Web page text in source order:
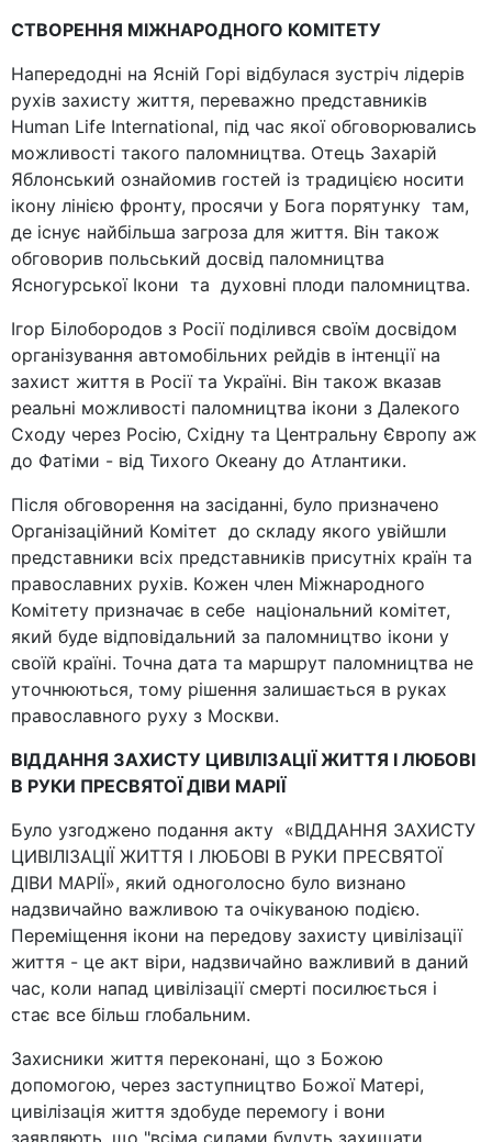
СТВОРЕННЯ МІЖНАРОДНОГО КОМІТЕТУ
Напередодні на Ясній Горі відбулася зустріч лідерів
рухів захисту життя, переважно представників
Human Life International, під час якої обговорювались
можливості такого паломництва. Отець Захарій
Яблонський ознайомив гостей із традицією носити
ікону лінією фронту, просячи у Бога порятунку там,
де існує найбільша загроза для життя. Він також
обговорив польський досвід паломництва
Ясногурської Ікони та духовні плоди паломництва.
Ігор Білобородов з Росії поділився своїм досвідом
організування автомобільних рейдів в інтенції на
захист життя в Росії та Україні. Він також вказав
реальні можливості паломництва ікони з Далекого
Сходу через Росію, Східну та Центральну Європу аж
до Фатіми - від Тихого Океану до Атлантики.
Після обговорення на засіданні, було призначено
Організаційний Комітет до складу якого увійшли
представники всіх представників присутніх країн та
православних рухів. Кожен член Міжнародного
Комітету призначає в себе національний комітет,
який буде відповідальний за паломництво ікони у
своїй країні. Точна дата та маршрут паломництва не
уточнюються, тому рішення залишається в руках
православного руху з Москви.
ВІДДАННЯ ЗАХИСТУ ЦИВІЛІЗАЦІЇ ЖИТТЯ І ЛЮБОВІ
В РУКИ ПРЕСВЯТОЇ ДІВИ МАРІЇ
Було узгоджено подання акту «ВІДДАННЯ ЗАХИСТУ
ЦИВІЛІЗАЦІЇ ЖИТТЯ І ЛЮБОВІ В РУКИ ПРЕСВЯТОЇ
ДІВИ МАРІЇ», який одноголосно було визнано
надзвичайно важливою та очікуваною подією.
Переміщення ікони на передову захисту цивілізації
життя - це акт віри, надзвичайно важливий в даний
час, коли напад цивілізації смерті посилюється і
стає все більш глобальним.
Захисники життя переконані, що з Божою
допомогою, через заступництво Божої Матері,
цивілізація життя здобуде перемогу і вони
заявляють, що "всіма силами будуть захищати